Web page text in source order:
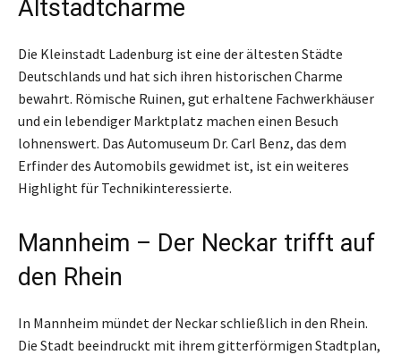
Altstadtcharme
Die Kleinstadt Ladenburg ist eine der ältesten Städte
Deutschlands und hat sich ihren historischen Charme
bewahrt. Römische Ruinen, gut erhaltene Fachwerkhäuser
und ein lebendiger Marktplatz machen einen Besuch
lohnenswert. Das Automuseum Dr. Carl Benz, das dem
Erfinder des Automobils gewidmet ist, ist ein weiteres
Highlight für Technikinteressierte.
Mannheim – Der Neckar trifft auf
den Rhein
In Mannheim mündet der Neckar schließlich in den Rhein.
Die Stadt beeindruckt mit ihrem gitterförmigen Stadtplan,